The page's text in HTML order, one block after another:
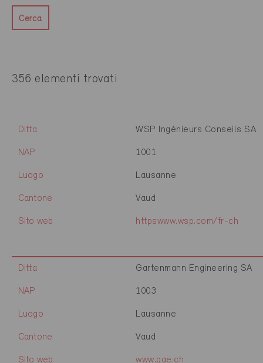
Cerca
356 elementi trovati
Ditta WSP Ingénieurs Conseils SA
NAP 1001
Luogo Lausanne
Cantone Vaud
Sito web httpswww.wsp.com/fr-ch
Ditta Gartenmann Engineering SA
NAP 1003
Luogo Lausanne
Cantone Vaud
Sito web www.gae.ch